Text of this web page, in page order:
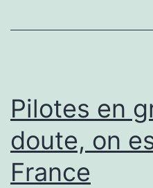
Pilotes en
doute, on
France